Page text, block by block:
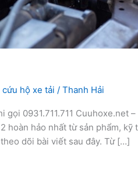
cứu hộ xe tải /Thanh Hải
gọi 0931.711.711 Cuuhoxe.net
hoàn hảo nhất từ sản phẩm, kỹ
dõi bài viết sau đây. Từ […]